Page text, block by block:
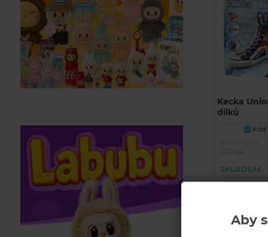
Aby
Kecka
dílků
U Kód
SKLADEM